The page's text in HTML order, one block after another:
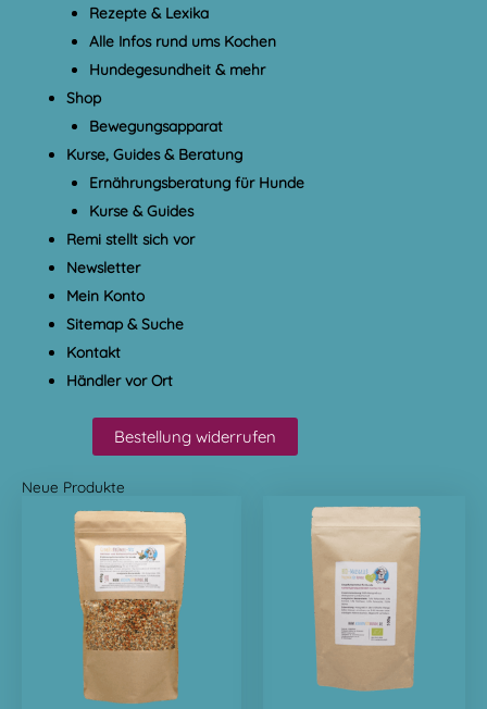
Rezepte & Lexika
Alle Infos rund ums Kochen
Hundegesundheit & mehr
Shop
Bewegungsapparat
Kurse, Guides & Beratung
Ernährungsberatung für Hunde
Kurse & Guides
Remi stellt sich vor
Newsletter
Mein Konto
Sitemap & Suche
Kontakt
Händler vor Ort
Bestellung widerrufen
Neue Produkte